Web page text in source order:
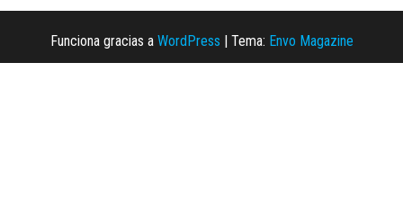
Funciona gracias a WordPress | Tema: Envo Magazine